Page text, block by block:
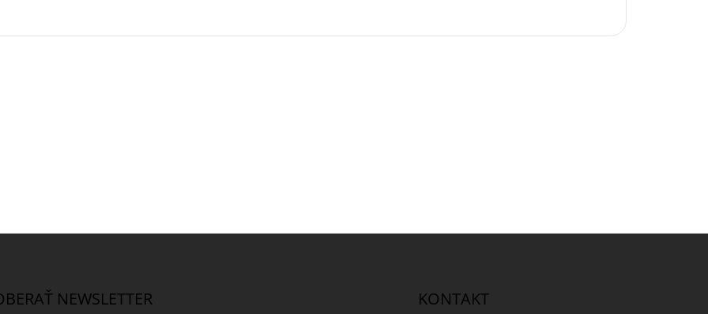
NEWSLETTER KONTAKT